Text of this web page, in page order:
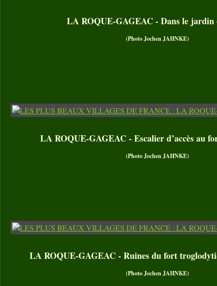
LA ROQUE-GAGEAC - Dans le jardin
(Photo Jochen JAHNKE)
LA ROQUE-GAGEAC - Escalier d’accès au
(Photo Jochen JAHNKE)
LA ROQUE-GAGEAC - Ruines du fort
(Photo Jochen JAHNKE)